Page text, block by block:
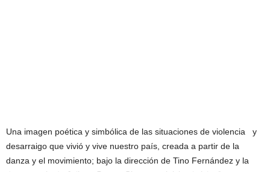
Una imagen poética y simbólica de las situaciones de violencia y
desarraigo que vivió y vive nuestro país, creada a partir de la
danza y el movimiento; bajo la dirección de Tino Fernández y la